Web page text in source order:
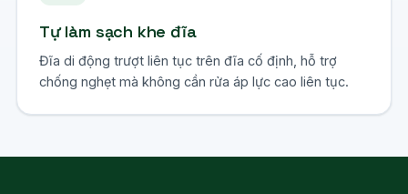
Tự làm sạch khe đĩa
Đĩa di động trượt liên tục trên đĩa cố định, hỗ trợ
chống nghẹt mà không cần rửa áp lực cao liên tục.